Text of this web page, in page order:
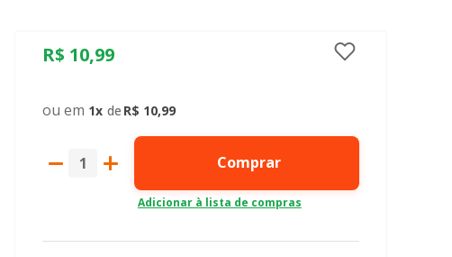
R$ 10,99
1 R$ 10,99
Comprar